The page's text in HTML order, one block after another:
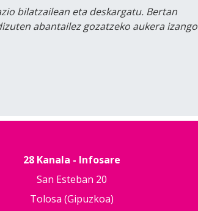
bilatzailean eta deskargatu. Bertan
abantailez gozatzeko aukera izango
28 Kanala - Infosare
San Esteban 20
Tolosa (Gipuzkoa)